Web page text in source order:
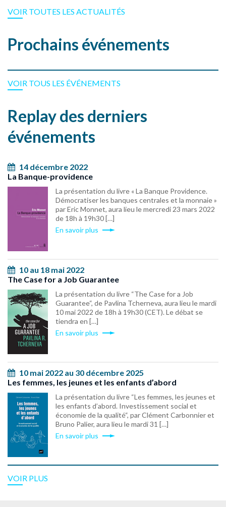
VOIR TOUTES LES ACTUALITÉS
Prochains événements
VOIR TOUS LES ÉVÉNEMENTS
Replay des derniers
événements
14 décembre 2022
La Banque-providence
La présentation du livre « La Banque Providence.
Démocratiser les banques centrales et la monnaie »
par Eric Monnet, aura lieu le mercredi 23 mars 2022
de 18h à 19h30 […]
En savoir plus
10 au 18 mai 2022
The Case for a Job Guarantee
La présentation du livre “The Case for a Job
Guarantee“, de Pavlina Tcherneva, aura lieu le mardi
10 mai 2022 de 18h à 19h30 (CET). Le débat se
tiendra en […]
En savoir plus
10 mai 2022 au 30 décembre 2025
Les femmes, les jeunes et les enfants d’abord
La présentation du livre “Les femmes, les jeunes et
les enfants d’abord. Investissement social et
économie de la qualité“, par Clément Carbonnier et
Bruno Palier, aura lieu le mardi 31 […]
En savoir plus
VOIR PLUS